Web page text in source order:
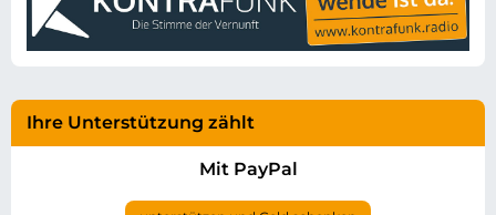
Ihre Unterstützung zählt
Mit PayPal